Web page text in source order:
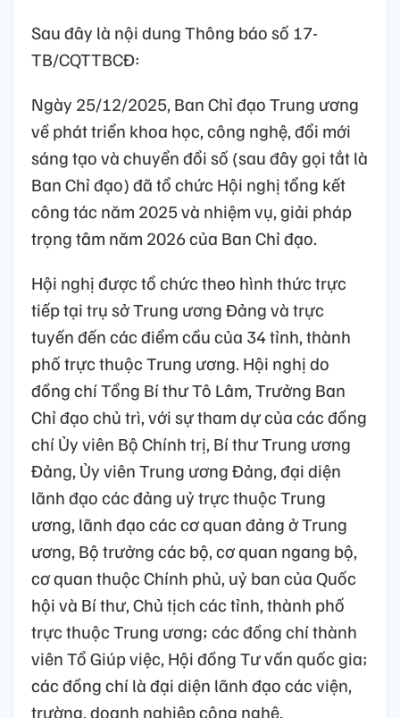
Sau đây là nội dung Thông báo số 17-
TB/CQTTBCĐ:
Ngày 25/12/2025, Ban Chỉ đạo Trung ương
về phát triển khoa học, công nghệ, đổi mới
sáng tạo và chuyển đổi số (sau đây gọi tắt là
Ban Chỉ đạo) đã tổ chức Hội nghị tổng kết
công tác năm 2025 và nhiệm vụ, giải pháp
trọng tâm năm 2026 của Ban Chỉ đạo.
Hội nghị được tổ chức theo hình thức trực
tiếp tại trụ sở Trung ương Đảng và trực
tuyến đến các điểm cầu của 34 tỉnh, thành
phố trực thuộc Trung ương. Hội nghị do
đồng chí Tổng Bí thư Tô Lâm, Trưởng Ban
Chỉ đạo chủ trì, với sự tham dự của các đồng
chí Ủy viên Bộ Chính trị, Bí thư Trung ương
Đảng, Ủy viên Trung ương Đảng, đại diện
lãnh đạo các đảng uỷ trực thuộc Trung
ương, lãnh đạo các cơ quan đảng ở Trung
ương, Bộ trưởng các bộ, cơ quan ngang bộ,
cơ quan thuộc Chính phủ, uỷ ban của Quốc
hội và Bí thư, Chủ tịch các tỉnh, thành phố
trực thuộc Trung ương; các đồng chí thành
viên Tổ Giúp việc, Hội đồng Tư vấn quốc gia;
các đồng chí là đại diện lãnh đạo các viện,
trường, doanh nghiệp công nghệ.